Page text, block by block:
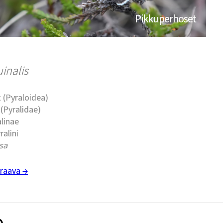
Pikkuperhoset
(Pyraloidea)
→